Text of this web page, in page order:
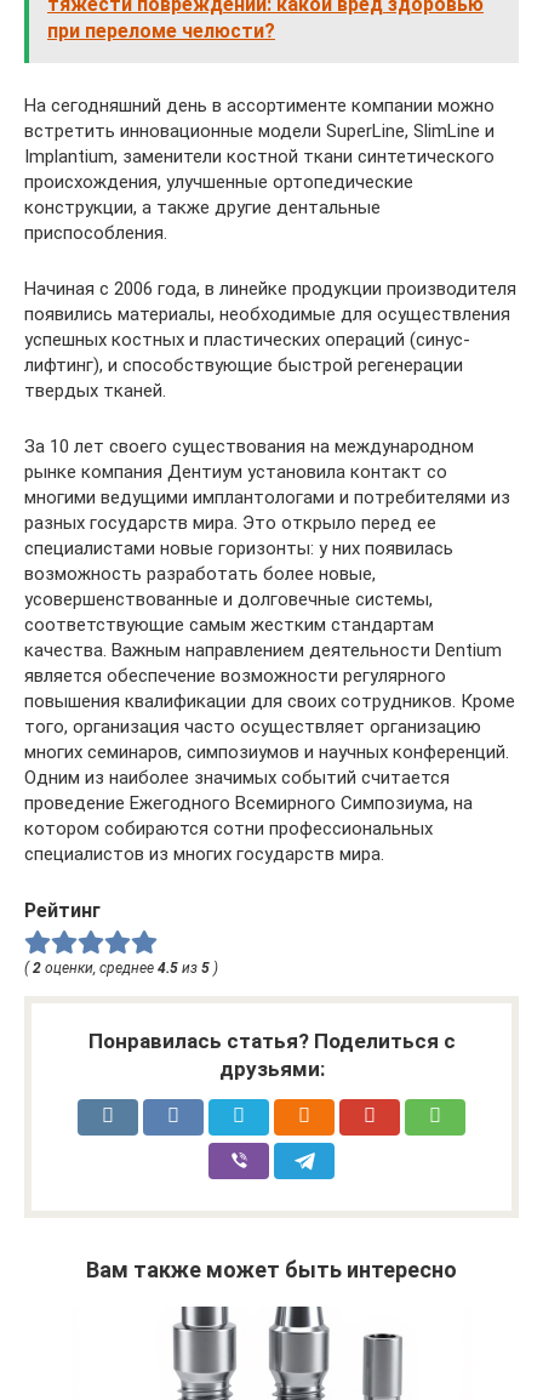
при переломе челюсти?
На сегодняшний день в ассортименте компании можно
встретить инновационные модели SuperLine, SlimLine и
Implantium, заменители костной ткани синтетического
происхождения, улучшенные ортопедические
конструкции, а также другие дентальные
приспособления.
Начиная с 2006 года, в линейке продукции производителя
появились материалы, необходимые для осуществления
успешных костных и пластических операций (синус-
лифтинг), и способствующие быстрой регенерации
твердых тканей.
За 10 лет своего существования на международном
рынке компания Дентиум установила контакт со
многими ведущими имплантологами и потребителями из
разных государств мира. Это открыло перед ее
специалистами новые горизонты: у них появилась
возможность разработать более новые,
усовершенствованные и долговечные системы,
соответствующие самым жестким стандартам
качества. Важным направлением деятельности Dentium
является обеспечение возможности регулярного
повышения квалификации для своих сотрудников. Кроме
того, организация часто осуществляет организацию
многих семинаров, симпозиумов и научных конференций.
Одним из наиболее значимых событий считается
проведение Ежегодного Всемирного Симпозиума, на
котором собираются сотни профессиональных
специалистов из многих государств мира.
Рейтинг
(2 оценки, среднее 4.5 из 5 )
Понравилась статья? Поделиться с
друзьями:
Вам также может быть интересно